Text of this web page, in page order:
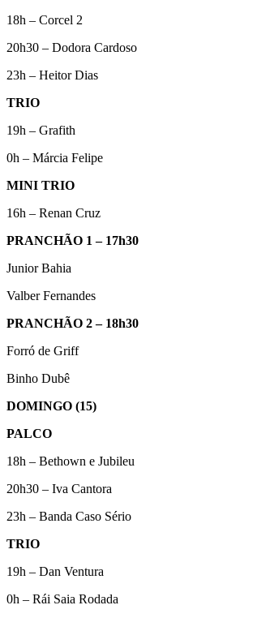
18h – Corcel 2
20h30 – Dodora Cardoso
23h – Heitor Dias
TRIO
19h – Grafith
0h – Márcia Felipe
MINI TRIO
16h – Renan Cruz
PRANCHÃO 1 – 17h30
Junior Bahia
Valber Fernandes
PRANCHÃO 2 – 18h30
Forró de Griff
Binho Dubê
DOMINGO (15)
PALCO
18h – Bethown e Jubileu
20h30 – Iva Cantora
23h – Banda Caso Sério
TRIO
19h – Dan Ventura
0h – Rái Saia Rodada